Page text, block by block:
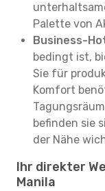
Palette von
Business-
bedingt ist,
Sie für
Komfort
befinden sie
der Nähe
Ihr direkter
Manila